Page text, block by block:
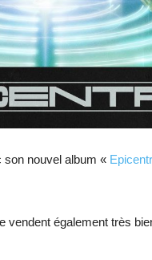
nouvel album «
vendent également très